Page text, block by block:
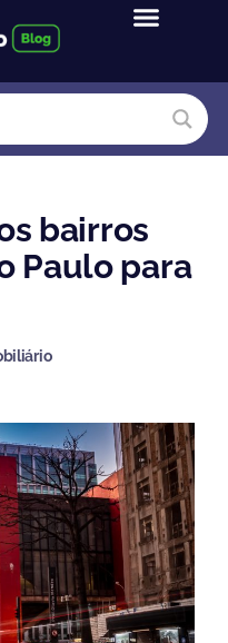
bairros
Paulo para